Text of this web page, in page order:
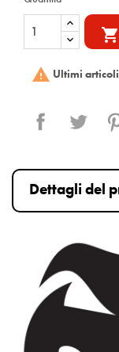

 Ultimi
Condividi Twitta
Dettagli del